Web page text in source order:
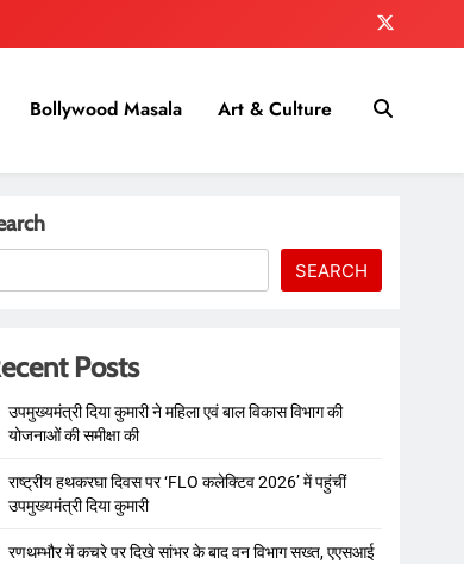
Bollywood Masala Art & Culture
SEARCH
Posts
उपमुख्यमंत्री दिया कुमारी ने महिला एवं बाल विकास विभाग की
योजनाओं की समीक्षा की
राष्ट्रीय हथकरघा दिवस पर ‘FLO कलेक्टिव 2026’ में पहुंचीं
उपमुख्यमंत्री दिया कुमारी
रणथम्भौर में कचरे पर दिखे सांभर के बाद वन विभाग सख्त, एएसआई